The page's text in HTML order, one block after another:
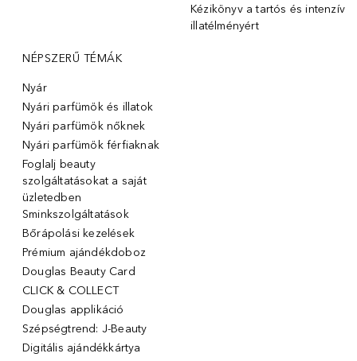
Kézikönyv a tartós és intenzív
illatélményért
NÉPSZERŰ TÉMÁK
Nyár
Nyári parfümök és illatok
Nyári parfümök nőknek
Nyári parfümök férfiaknak
Foglalj beauty
szolgáltatásokat a saját
üzletedben
Sminkszolgáltatások
Bőrápolási kezelések
Prémium ajándékdoboz
Douglas Beauty Card
CLICK & COLLECT
Douglas applikáció
Szépségtrend: J-Beauty
Digitális ajándékkártya